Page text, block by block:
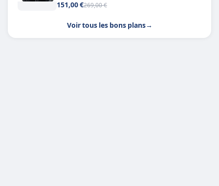
151,00 €269,00 €
Voir tous les bons plans→